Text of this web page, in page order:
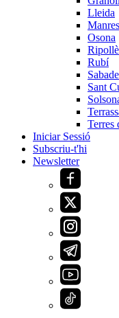
Lleida
Osona
Rubí
Sant
Terres
Iniciar Sessió
Subscriu-t'hi
Newsletter